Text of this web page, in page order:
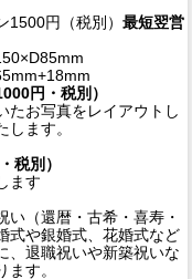
円（税別） 最短翌営
円・税別）
たお写真をレイアウトし
ます。
税別）
ます
い（還暦・古希・喜寿・
式や銀婚式、花婚式など
、退職祝いや新築祝いな
す。